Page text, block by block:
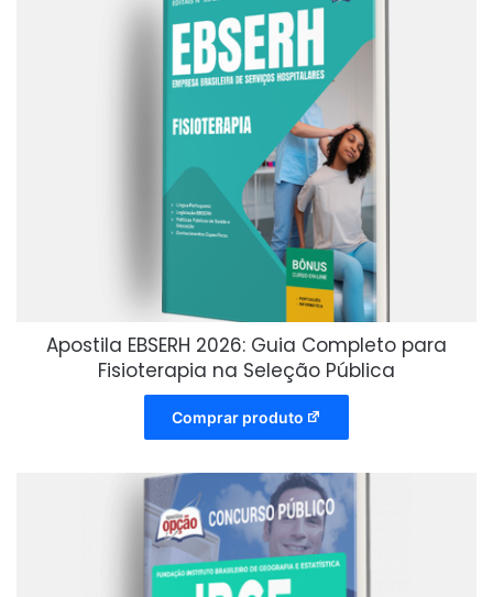
Apostila EBSERH 2026: Guia Completo para
Fisioterapia na Seleção Pública
Comprar produto